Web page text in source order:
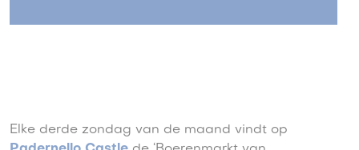
Elke derde zondag van de maand vindt op